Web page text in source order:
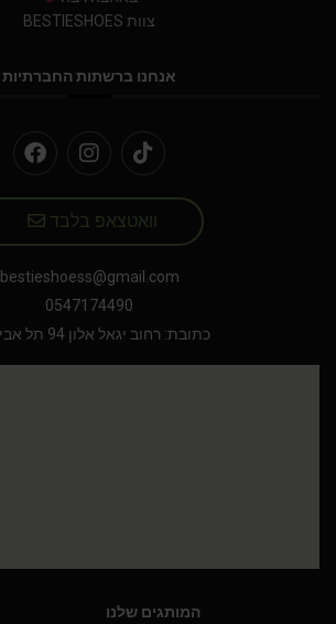
צוות BESTIESHOES
אנחנו ברשתות החברתיות
וואטצאפ בלבד
bestieshoess@gmail.com
0547174490
כתובת: רחוב יגאל אלון 94 תל אביב יפו
המותגים שלנו